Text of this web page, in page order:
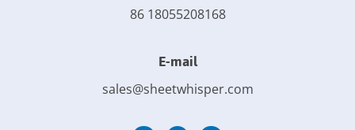
86 18055208168
E-mail
sales@sheetwhisper.com